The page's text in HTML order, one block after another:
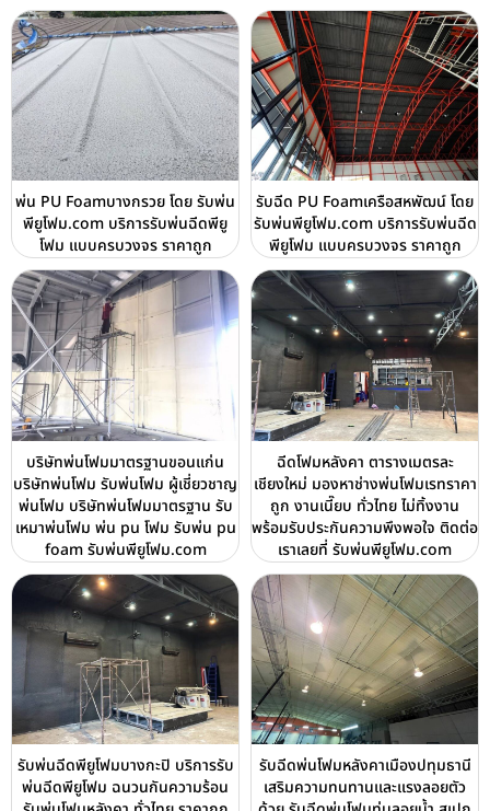
พ่น PU Foamบางกรวย โดย รับพ่น
พียูโฟม.com บริการรับพ่นฉีดพียู
โฟม แบบครบวงจร ราคาถูก
รับฉีด PU Foamเครือสหพัฒน์ โดย
รับพ่นพียูโฟม.com บริการรับพ่นฉีด
พียูโฟม แบบครบวงจร ราคาถูก
บริษัทพ่นโฟมมาตรฐานขอนแก่น
บริษัทพ่นโฟม รับพ่นโฟม ผู้เชี่ยวชาญ
พ่นโฟม บริษัทพ่นโฟมมาตรฐาน รับ
เหมาพ่นโฟม พ่น pu โฟม รับพ่น pu
foam รับพ่นพียูโฟม.com
ฉีดโฟมหลังคา ตารางเมตรละ
เชียงใหม่ มองหาช่างพ่นโฟมเรทราคา
ถูก งานเนี๊ยบ ทั่วไทย ไม่ทิ้งงาน
พร้อมรับประกันความพึงพอใจ ติดต่อ
เราเลยที่ รับพ่นพียูโฟม.com
รับพ่นฉีดพียูโฟมบางกะปิ บริการรับ
พ่นฉีดพียูโฟม ฉนวนกันความร้อน
รับฉีดพ่นโฟมหลังคาเมืองปทุมธานี
เสริมความทนทานและแรงลอยตัว